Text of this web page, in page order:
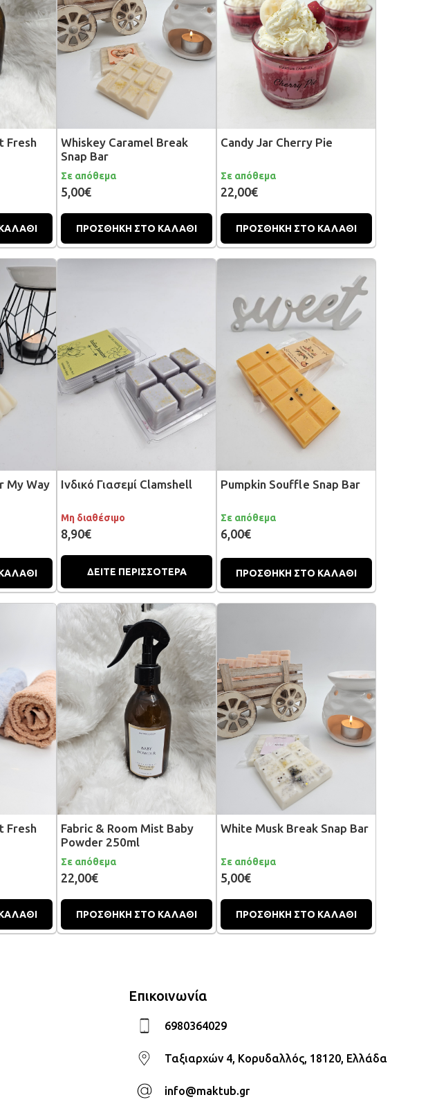
Fresh
Whiskey Caramel Break
Snap Bar
Σε απόθεμα
5,00€
ΠΡΟΣΘΗΚΗ ΣΤΟ ΚΑΛΑΘΙ
Candy Jar Cherry Pie
Σε απόθεμα
22,00€
ΠΡΟΣΘΗΚΗ ΣΤΟ ΚΑΛΑΘΙ
My Way
Ινδικό Γιασεμί Clamshell
Μη διαθέσιμο
8,90€
ΔΕΙΤΕ ΠΕΡΙΣΣΟΤΕΡΑ
Pumpkin Souffle Snap Bar
Σε απόθεμα
6,00€
ΠΡΟΣΘΗΚΗ ΣΤΟ ΚΑΛΑΘΙ
Fresh
Fabric & Room Mist Baby
Powder 250ml
Σε απόθεμα
22,00€
ΠΡΟΣΘΗΚΗ ΣΤΟ ΚΑΛΑΘΙ
White Musk Break Snap Bar
Σε απόθεμα
5,00€
ΠΡΟΣΘΗΚΗ ΣΤΟ ΚΑΛΑΘΙ
Επικοινωνία
6980364029
Ταξιαρχών 4, Κορυδαλλός, 18120, Ελλάδα
info@maktub.gr